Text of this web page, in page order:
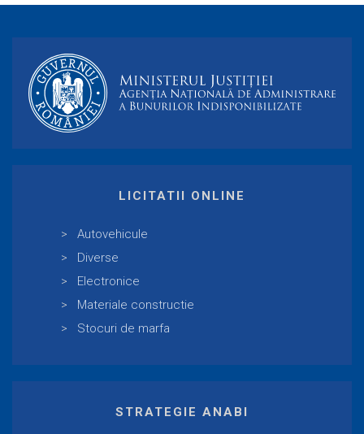
LICITATII ONLINE
Autovehicule
Diverse
Electronice
Materiale constructie
Stocuri de marfa
STRATEGIE ANABI